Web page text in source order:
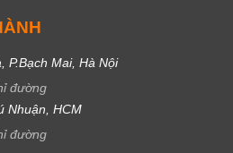
P.Bạch Mai, Hà Nội
đường
Nhuận, HCM
đường